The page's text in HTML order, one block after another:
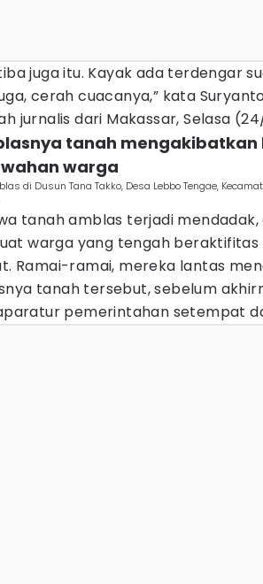
juga itu. Kayak ada terdengar
cerah cuacanya,” kata
jurnalis dari Makassar, Selasa
tanah
warga
di Dusun Tana Takko, Desa Lebbo Tengae,
tanah amblas terjadi
warga yang tengah beraktifitas
Ramai-ramai, mereka lantas
tanah tersebut, sebelum
pemerintahan setempat